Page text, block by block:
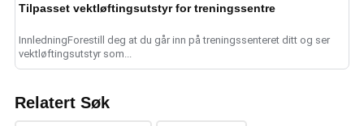
Tilpasset vektløftingsutstyr for treningssentre
InnledningForestill deg at du går inn på treningssenteret ditt og ser
vektløftingsutstyr som...
Relatert Søk